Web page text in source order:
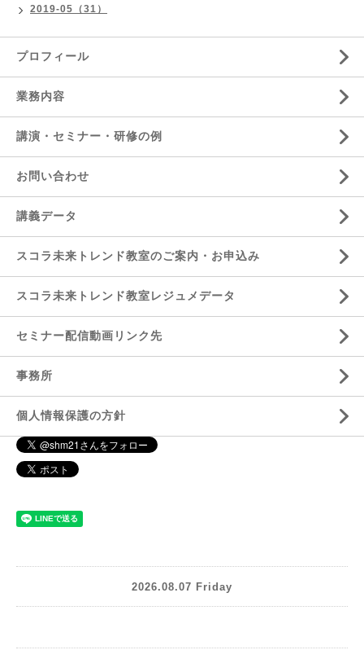
2019-05（31）
プロフィール
業務内容
講演・セミナー・研修の例
お問い合わせ
講義データ
スコラ未来トレンド教室のご案内・お申込み
スコラ未来トレンド教室レジュメデータ
セミナー配信動画リンク先
事務所
個人情報保護の方針
2026.08.07 Friday